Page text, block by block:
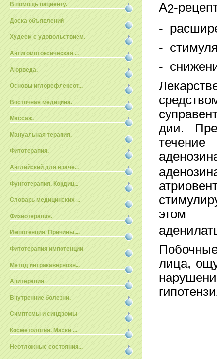
В помощь пациенту.
Доска объявлений
Худеем с удовольствием.
Антигомотоксическая ...
Аюрведа.
Основы иглорефлексот...
Восточная медицина.
Массаж.
Мануальная терапия.
Фитотерапия.
Английский для враче...
Фунготерапия. Кордиц...
Словарь медицинских ...
Физиотерапия.
Импотенция. Причины....
Фитотерапия импотенции
Метод интракавернозн...
Апитерапия
Внутренние болезни.
Симптомы и синдромы
Косметология. Маски ...
Неотложные состояния...
A2-
-
-
-
дии.
лица,